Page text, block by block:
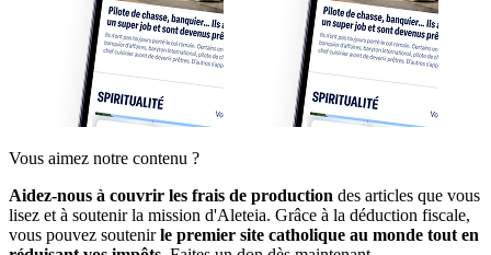
Vous aimez notre contenu ?
Aidez-nous à couvrir les frais de production des articles que vous
lisez et à soutenir la mission d'Aleteia. Grâce à la déduction fiscale,
vous pouvez soutenirle premier site catholique au monde tout en